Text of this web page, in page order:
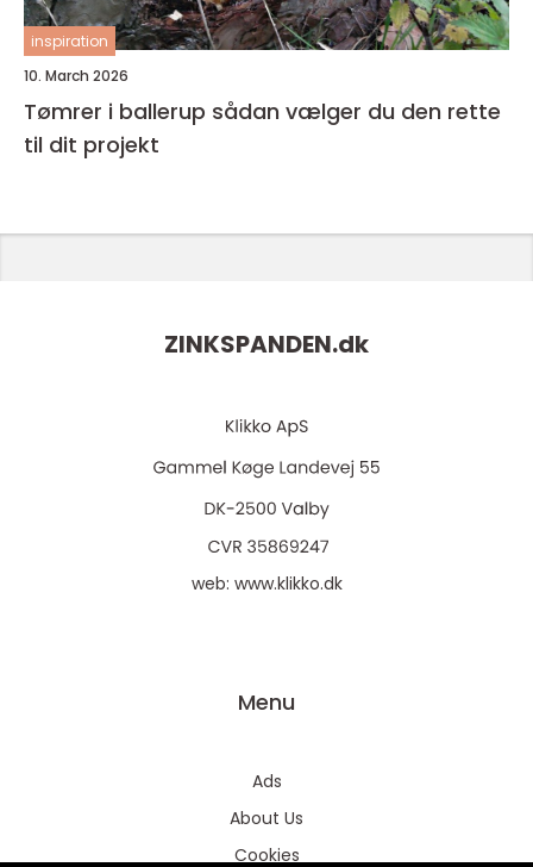
inspiration
10. March 2026
Tømrer i ballerup sådan vælger du den rette
til dit projekt
ZINKSPANDEN.dk
web: www.klikko.dk
Menu
Ads
About Us
Cookies